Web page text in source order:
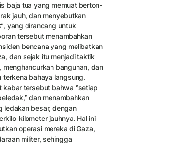
baja tua yang memuat berton-
jauh, dan menyebutkan
yang dirancang untuk
tersebut menambahkan
bencana yang melibatkan
dan sejak itu menjadi taktik
bangunan, dan
bahaya langsung.
kabar tersebut bahwa “setiap
dan menambahkan
ledakan besar, dengan
kilometer jauhnya. Hal ini
operasi mereka di Gaza,
militer, sehingga